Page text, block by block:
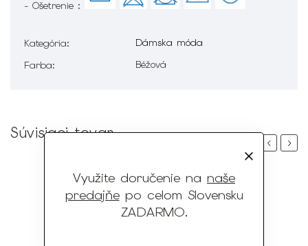
Využite doručenie na naše
predajňepo celom Slovensku
ZADARMO.
- Ošetrenie :
Kategória:
Dámska móda
Farba: Béžová
Súvisiaci tovar
PreviousNext